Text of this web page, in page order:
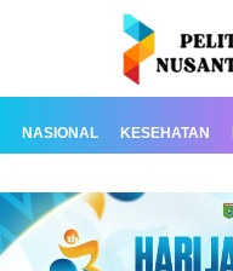
NASIONAL KESEHATAN